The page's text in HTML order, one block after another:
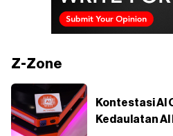
Z-Zone
Kontestasi AI
Kedaulatan